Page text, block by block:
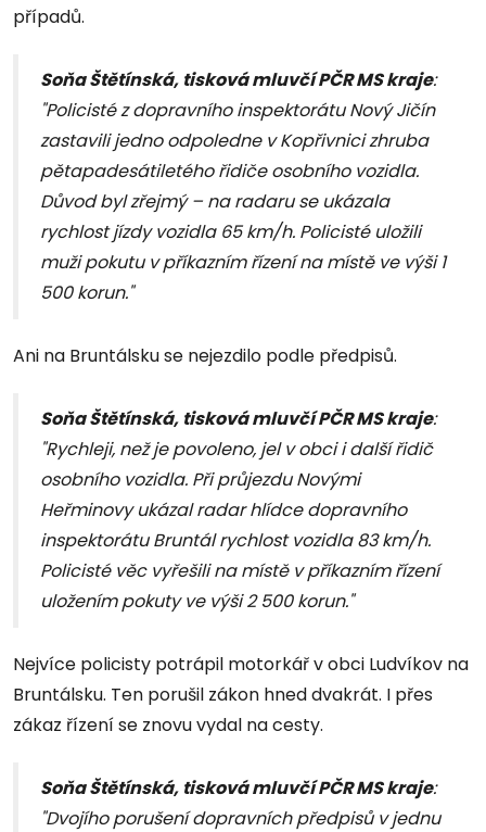
případů.
Soňa Štětínská, tisková mluvčí PČR MS kraje:
"Policisté z dopravního inspektorátu Nový Jičín
zastavili jedno odpoledne v Kopřivnici zhruba
pětapadesátiletého řidiče osobního vozidla.
Důvod byl zřejmý – na radaru se ukázala
rychlost jízdy vozidla 65 km/h. Policisté uložili
muži pokutu v příkazním řízení na místě ve výši 1
500 korun."
Ani na Bruntálsku se nejezdilo podle předpisů.
Soňa Štětínská, tisková mluvčí PČR MS kraje:
"Rychleji, než je povoleno, jel v obci i další řidič
osobního vozidla. Při průjezdu Novými
Heřminovy ukázal radar hlídce dopravního
inspektorátu Bruntál rychlost vozidla 83 km/h.
Policisté věc vyřešili na místě v příkazním řízení
uložením pokuty ve výši 2 500 korun."
Nejvíce policisty potrápil motorkář v obci Ludvíkov na
Bruntálsku. Ten porušil zákon hned dvakrát. I přes
zákaz řízení se znovu vydal na cesty.
Soňa Štětínská, tisková mluvčí PČR MS kraje:
"Dvojího porušení dopravních předpisů v jednu